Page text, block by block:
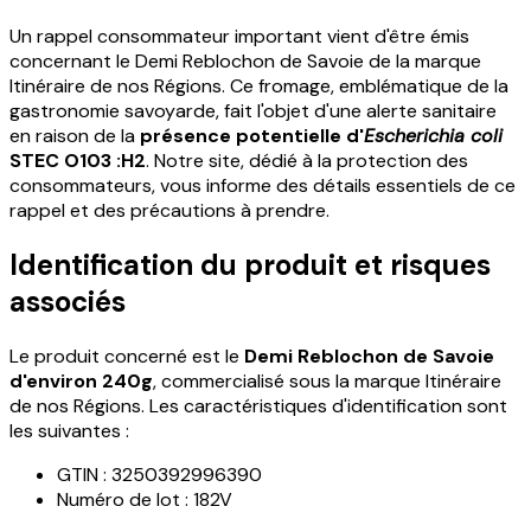
Un rappel consommateur important vient d'être émis
concernant le Demi Reblochon de Savoie de la marque
Itinéraire de nos Régions. Ce fromage, emblématique de la
gastronomie savoyarde, fait l'objet d'une alerte sanitaire
en raison de la présence potentielle d'Escherichia coli
STEC O103 :H2. Notre site, dédié à la protection des
consommateurs, vous informe des détails essentiels de ce
rappel et des précautions à prendre.
Identification du produit et risques
associés
Le produit concerné est le Demi Reblochon de Savoie
d'environ 240g, commercialisé sous la marque Itinéraire
de nos Régions. Les caractéristiques d'identification sont
les suivantes :
GTIN : 3250392996390
Numéro de lot : 182V